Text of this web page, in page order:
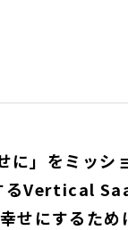
」をミッシ
るVertical
せにするため